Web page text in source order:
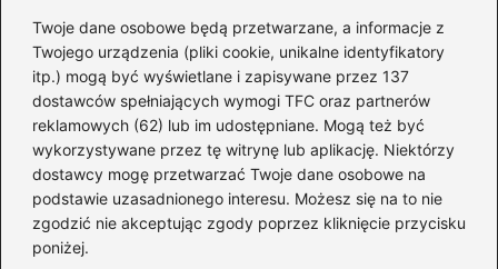
Twoje dane osobowe będą przetwarzane, a informacje z
Twojego urządzenia (pliki cookie, unikalne identyfikatory
itp.) mogą być wyświetlane i zapisywane przez 137
dostawców spełniających wymogi TFC oraz partnerów
reklamowych (62) lub im udostępniane. Mogą też być
wykorzystywane przez tę witrynę lub aplikację. Niektórzy
dostawcy mogę przetwarzać Twoje dane osobowe na
podstawie uzasadnionego interesu. Możesz się na to nie
zgodzić nie akceptując zgody poprzez kliknięcie przycisku
poniżej.
Adres email *
Witryna internetowa
Zapamiętaj moje dane w tej przeglądarce